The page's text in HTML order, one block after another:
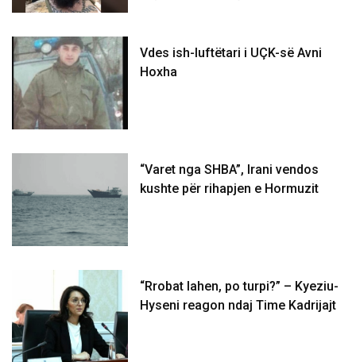
Vdes ish-luftëtari i UÇK-së Avni
Hoxha
“Varet nga SHBA”, Irani vendos
kushte për rihapjen e Hormuzit
“Rrobat lahen, po turpi?” – Kyeziu-
Hyseni reagon ndaj Time Kadrijajt